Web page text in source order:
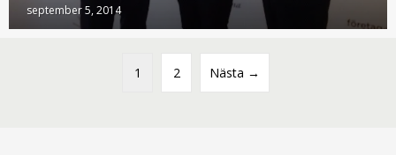
september 5, 2014
1 2 Nästa →